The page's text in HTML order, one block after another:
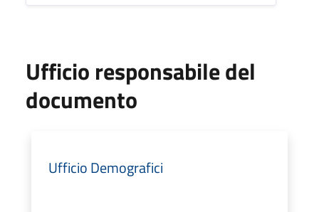
Ufficio responsabile del
documento
Ufficio Demografici